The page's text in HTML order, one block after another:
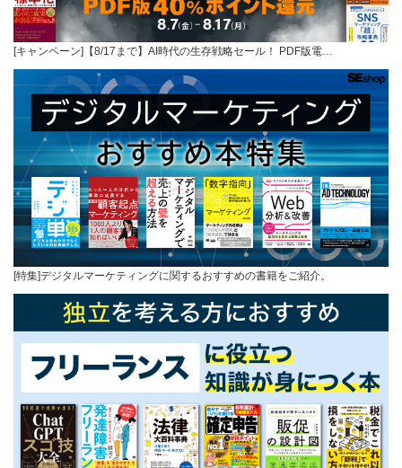
[キャンペーン]【8/17まで】AI時代の生存戦略セール！ PDF版電…
[特集]デジタルマーケティングに関するおすすめの書籍をご紹介。